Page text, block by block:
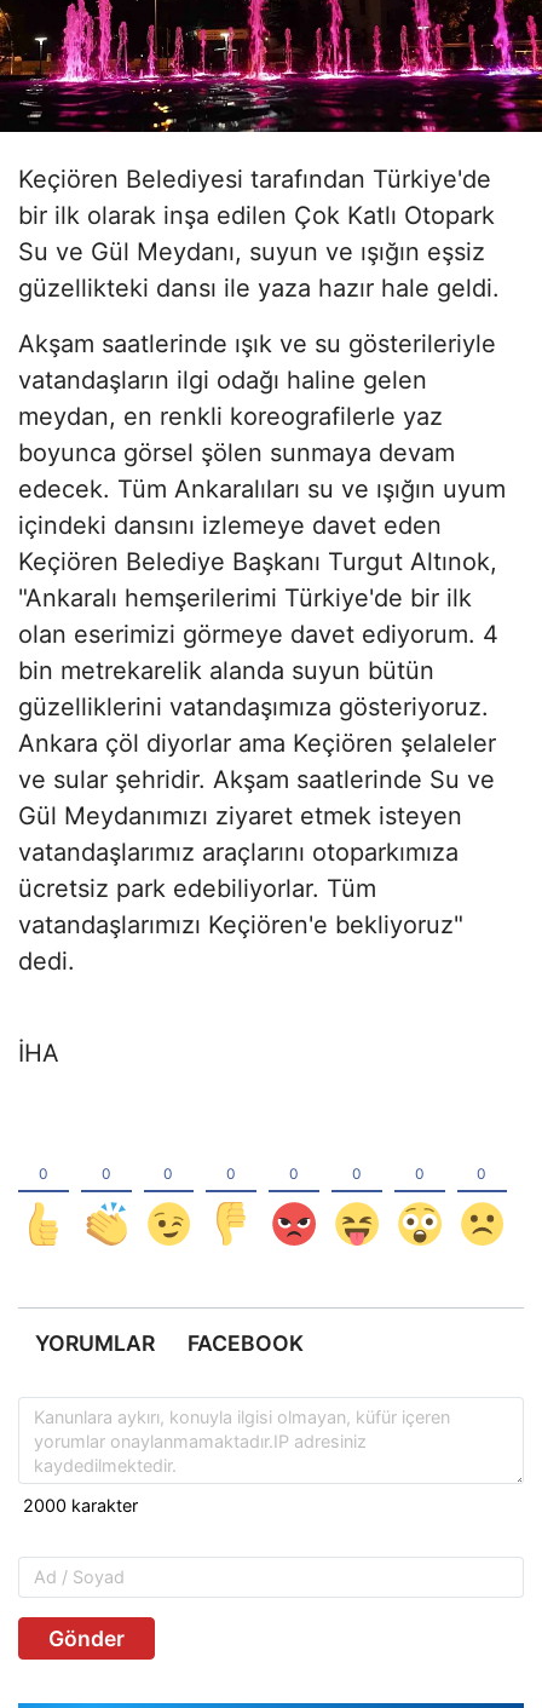
Keçiören Belediyesi tarafından Türkiye'de
bir ilk olarak inşa edilen Çok Katlı Otopark
Su ve Gül Meydanı, suyun ve ışığın eşsiz
güzellikteki dansı ile yaza hazır hale geldi.
Akşam saatlerinde ışık ve su gösterileriyle
vatandaşların ilgi odağı haline gelen
meydan, en renkli koreografilerle yaz
boyunca görsel şölen sunmaya devam
edecek. Tüm Ankaralıları su ve ışığın uyum
içindeki dansını izlemeye davet eden
Keçiören Belediye Başkanı Turgut Altınok,
"Ankaralı hemşerilerimi Türkiye'de bir ilk
olan eserimizi görmeye davet ediyorum. 4
bin metrekarelik alanda suyun bütün
güzelliklerini vatandaşımıza gösteriyoruz.
Ankara çöl diyorlar ama Keçiören şelaleler
ve sular şehridir. Akşam saatlerinde Su ve
Gül Meydanımızı ziyaret etmek isteyen
vatandaşlarımız araçlarını otoparkımıza
ücretsiz park edebiliyorlar. Tüm
vatandaşlarımızı Keçiören'e bekliyoruz"
dedi.
İHA
YORUMLAR FACEBOOK
Gönder